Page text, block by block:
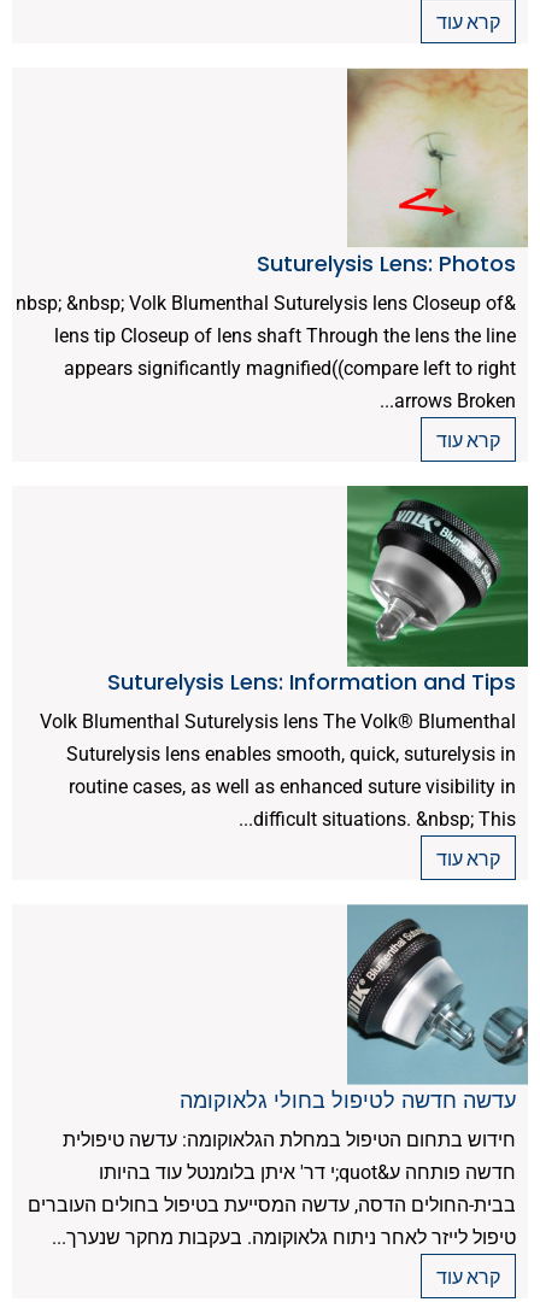
קרא עוד
Suturelysis Lens: Photos
&nbsp; &nbsp; Volk Blumenthal Suturelysis lens Closeup of
lens tip Closeup of lens shaft Through the lens the line
appears significantly magnified((compare left to right
arrows Broken...
קרא עוד
Suturelysis Lens: Information and Tips
Volk Blumenthal Suturelysis lens The Volk® Blumenthal
Suturelysis lens enables smooth, quick, suturelysis in
routine cases, as well as enhanced suture visibility in
difficult situations. &nbsp; This...
קרא עוד
עדשה חדשה לטיפול בחולי גלאוקומה
חידוש בתחום הטיפול במחלת הגלאוקומה: עדשה טיפולית
חדשה פותחה ע&quot;י דר' איתן בלומנטל עוד בהיותו
בבית-החולים הדסה, עדשה המסייעת בטיפול בחולים העוברים
טיפול לייזר לאחר ניתוח גלאוקומה. בעקבות מחקר שנערך...
קרא עוד